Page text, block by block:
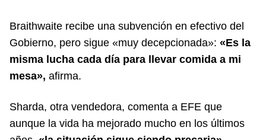
Braithwaite recibe una subvención en efectivo del
Gobierno, pero sigue «muy decepcionada»: «Es la
misma lucha cada día para llevar comida a mi
mesa», afirma.
Sharda, otra vendedora, comenta a EFE que
aunque la vida ha mejorado mucho en los últimos